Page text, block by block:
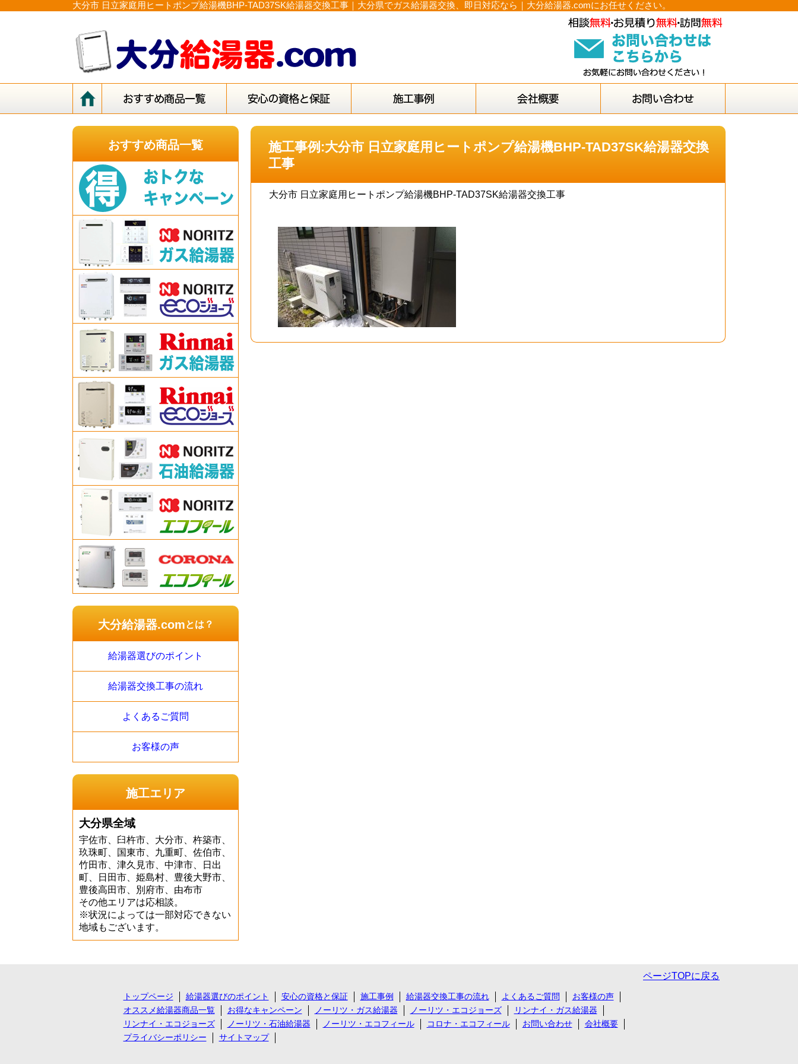
大分市 日立家庭用ヒートポンプ給湯機BHP-TAD37SK給湯器交換工事｜大分県でガス給湯器交換、即日対応なら｜大分給湯器.comにお任せください。
施工事例:大分市 日立家庭用ヒートポンプ給湯機BHP-TAD37SK給湯器交換
工事
大分市 日立家庭用ヒートポンプ給湯機BHP-TAD37SK給湯器交換工事
おすすめ商品一覧
大分給湯器.comとは？
給湯器選びのポイント
給湯器交換工事の流れ
よくあるご質問
お客様の声
施工エリア
大分県全域
宇佐市、臼杵市、大分市、杵築市、
玖珠町、国東市、九重町、佐伯市、
竹田市、津久見市、中津市、日出
町、日田市、姫島村、豊後大野市、
豊後高田市、別府市、由布市
その他エリアは応相談。
※状況によっては一部対応できない
地域もございます。
ページTOPに戻る
トップページ 給湯器選びのポイント 安心の資格と保証 施工事例 給湯器交換工事の流れ よくあるご質問
お客様の声
オススメ給湯器商品一覧
お得なキャンペーン ノーリツ・ガス給湯器 ノーリツ・エコジョーズ
リンナイ・ガス給湯器
リンナイ・エコジョーズ
ノーリツ・石油給湯器 ノーリツ・エコフィール コロナ・エコフィール お問い合わせ
会社概要
プライバシーポリシー
サイトマップ